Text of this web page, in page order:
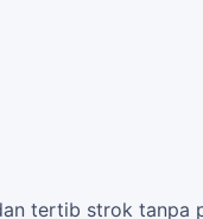
tertib strok tanpa